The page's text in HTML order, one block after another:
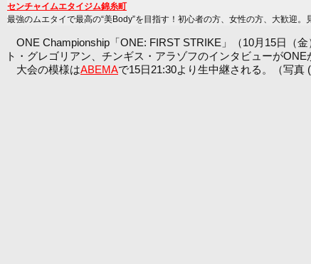
センチャイムエタイジム錦糸町
最強のムエタイで最高の“美Body”を目指す！初心者の方、女性の方、大歓迎。
ONE Championship「ONE: FIRST STRIKE」（10月15日（
ト・グレゴリアン、チンギス・アラゾフのインタビューがONE
大会の模様はABEMAで15日21:30より生中継される。（写真